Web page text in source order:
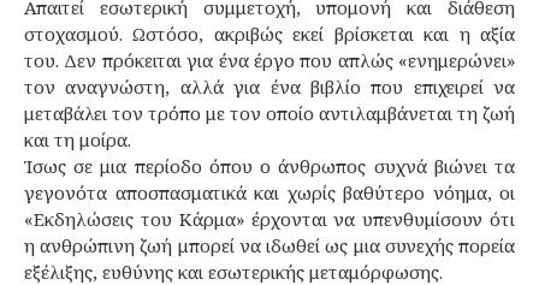
Απαιτεί εσωτερική συμμετοχή, υπομονή και διάθεση
στοχασμού. Ωστόσο, ακριβώς εκεί βρίσκεται και η αξία
του. Δεν πρόκειται για ένα έργο που απλώς «ενημερώνει»
τον αναγνώστη, αλλά για ένα βιβλίο που επιχειρεί να
μεταβάλει τον τρόπο με τον οποίο αντιλαμβάνεται τη ζωή
και τη μοίρα.
Ίσως σε μια περίοδο όπου ο άνθρωπος συχνά βιώνει τα
γεγονότα αποσπασματικά και χωρίς βαθύτερο νόημα, οι
«Εκδηλώσεις του Κάρμα» έρχονται να υπενθυμίσουν ότι
η ανθρώπινη ζωή μπορεί να ιδωθεί ως μια συνεχής πορεία
εξέλιξης, ευθύνης και εσωτερικής μεταμόρφωσης.